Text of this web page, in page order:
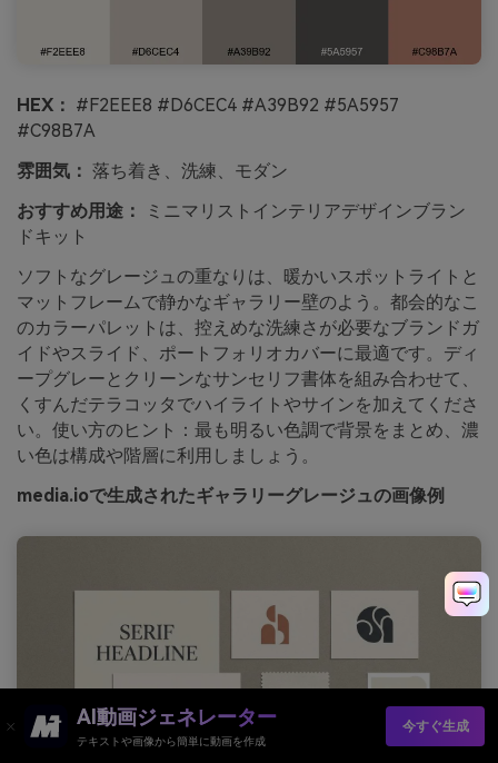
HEX： #F2EEE8 #D6CEC4 #A39B92 #5A5957
#C98B7A
雰囲気： 落ち着き、洗練、モダン
おすすめ用途：
ミニマリストインテリアデザインブラン
ドキット
ソフトなグレージュの重なりは、暖かいスポットライトと
マットフレームで静かなギャラリー壁のよう。都会的なこ
のカラーパレットは、控えめな洗練さが必要なブランドガ
イドやスライド、ポートフォリオカバーに最適です。ディ
ープグレーとクリーンなサンセリフ書体を組み合わせて、
くすんだテラコッタでハイライトやサインを加えてくださ
い。使い方のヒント：最も明るい色調で背景をまとめ、濃
い色は構成や階層に利用しましょう。
media.ioで生成されたギャラリーグレージュの画像例
AI動画ジェネレーター
テキストや画像から簡単に動画を作成
今すぐ生成